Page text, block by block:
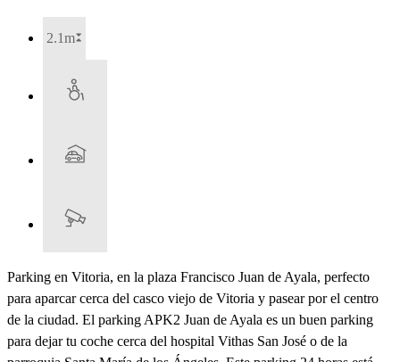
2.1m
Parking en Vitoria, en la plaza Francisco Juan de Ayala, perfecto
para aparcar cerca del casco viejo de Vitoria y pasear por el centro
de la ciudad. El parking APK2 Juan de Ayala es un buen parking
para dejar tu coche cerca del hospital Vithas San José o de la